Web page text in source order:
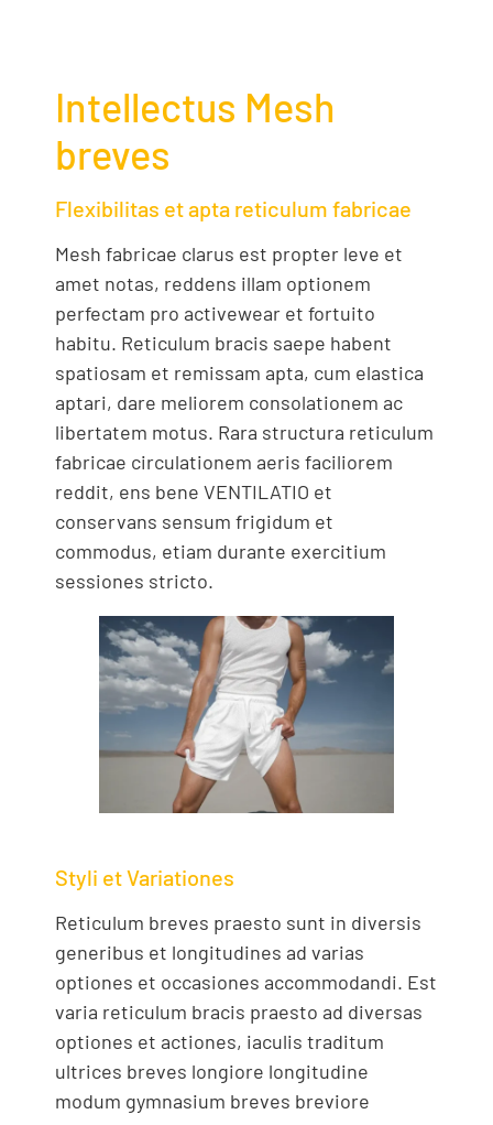
Intellectus Mesh
breves
Flexibilitas et apta reticulum fabricae
Mesh fabricae clarus est propter leve et
amet notas, reddens illam optionem
perfectam pro activewear et fortuito
habitu. Reticulum bracis saepe habent
spatiosam et remissam apta, cum elastica
aptari, dare meliorem consolationem ac
libertatem motus. Rara structura reticulum
fabricae circulationem aeris faciliorem
reddit, ens bene VENTILATIO et
conservans sensum frigidum et
commodus, etiam durante exercitium
sessiones stricto.
Styli et Variationes
Reticulum breves praesto sunt in diversis
generibus et longitudines ad varias
optiones et occasiones accommodandi. Est
varia reticulum bracis praesto ad diversas
optiones et actiones, iaculis traditum
ultrices breves longiore longitudine
modum gymnasium breves breviore